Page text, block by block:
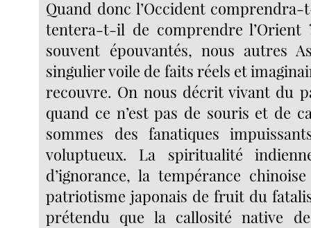
Quand donc l’Occident
tentera-t-il de comprendre l’Orient
souvent épouvantés, nous autres
singulier voile de faits réels et
recouvre. On nous décrit vivant du
quand ce n’est pas de souris et de
sommes des fanatiques
voluptueux. La spiritualité
d’ignorance, la tempérance
patriotisme japonais de fruit du
prétendu que la callosité native